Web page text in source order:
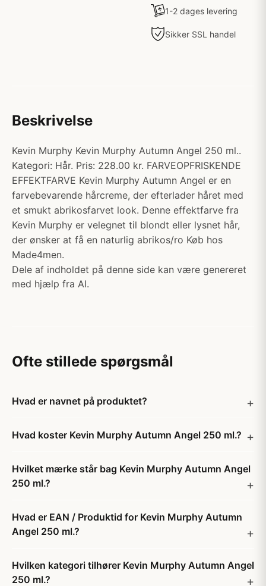
1-2 dages levering
Sikker SSL handel
Beskrivelse
Kevin Murphy Kevin Murphy Autumn Angel 250 ml..
Kategori: Hår. Pris: 228.00 kr. FARVEOPFRISKENDE
EFFEKTFARVE Kevin Murphy Autumn Angel er en
farvebevarende hårcreme, der efterlader håret med
et smukt abrikosfarvet look. Denne effektfarve fra
Kevin Murphy er velegnet til blondt eller lysnet hår,
der ønsker at få en naturlig abrikos/ro Køb hos
Made4men.
Dele af indholdet på denne side kan være genereret
med hjælp fra AI.
Ofte stillede spørgsmål
Hvad er navnet på produktet?
Hvad koster Kevin Murphy Autumn Angel 250 ml.?
Hvilket mærke står bag Kevin Murphy Autumn Angel
250 ml.?
Hvad er EAN / Produktid for Kevin Murphy Autumn
Angel 250 ml.?
Hvilken kategori tilhører Kevin Murphy Autumn Angel
250 ml.?